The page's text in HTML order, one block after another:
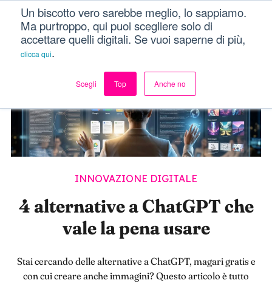
Un biscotto vero sarebbe meglio, lo sappiamo.
Ma purtroppo, qui puoi scegliere solo di
accettare quelli digitali. Se vuoi saperne di più,
clicca qui.
Scegli Top Anche no
Dici Davvero?! Menu
INNOVAZIONE DIGITALE
4 alternative a ChatGPT che
vale la pena usare
Stai cercando delle alternative a ChatGPT, magari gratis e
con cui creare anche immagini? Questo articolo è tutto